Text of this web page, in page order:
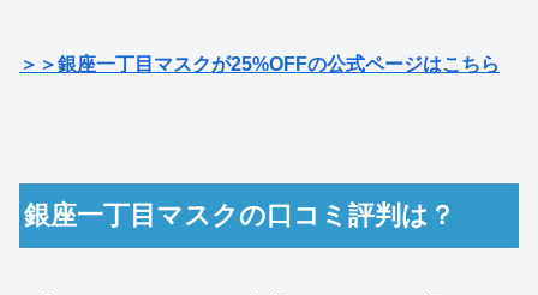
＞＞銀座一丁目マスクが25%OFFの公式ページはこちら
銀座一丁目マスクの口コミ評判は？